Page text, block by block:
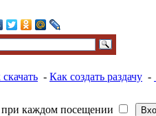
- Как создать раздачу -
при каждом посещении